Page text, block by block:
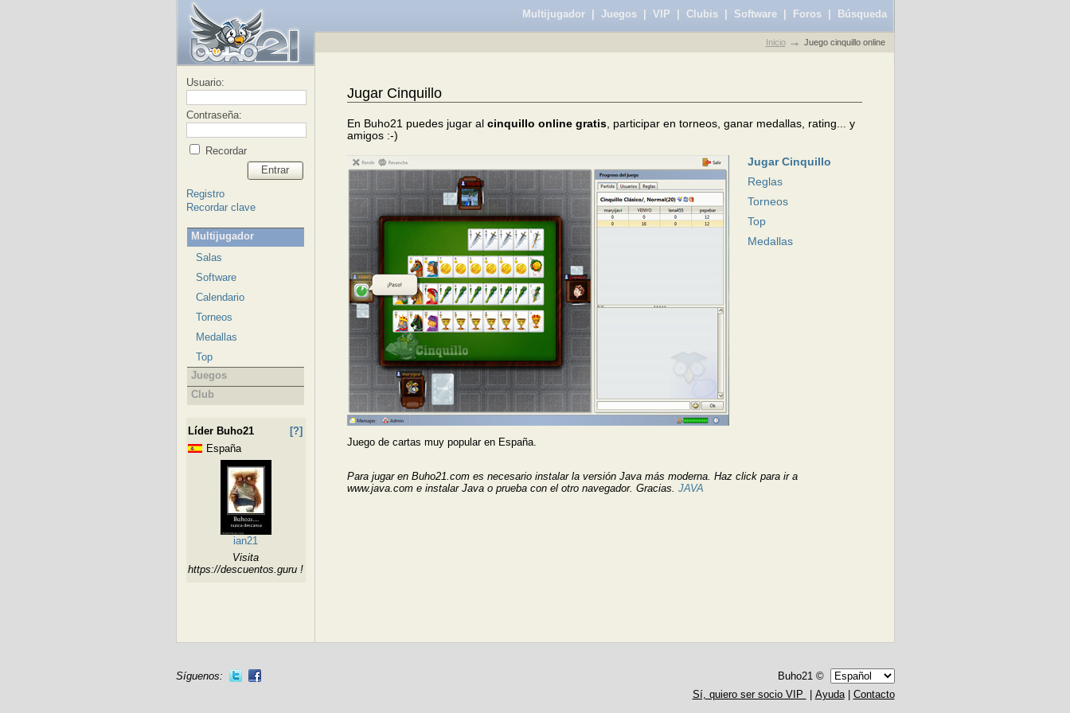
Multijugador| Juegos| VIP Clubis| Software| Foros| Búsqueda
Inicio Juego cinquillo online
Usuario:
Contraseña:
Recordar
Entrar
Registro
Recordar clave
Multijugador
Salas
Software
Calendario
Torneos
Medallas
Top
Juegos
Club
Líder Buho21
[?]
España
ian21
Visita
https://descuentos.guru !
Jugar Cinquillo
En Buho21 puedes jugar al cinquillo online gratis, participar en torneos, ganar medallas, rating... y
amigos :-)
Jugar Cinquillo
Reglas
Torneos
Top
Medallas
Juego de cartas muy popular en España.
Para jugar en Buho21.com es necesario instalar la versión Java más moderna. Haz click para ir a
www.java.com e instalar Java o prueba con el otro navegador. Gracias. JAVA
Síguenos:
Buho21 ©
Sí, quiero ser socio VIP
Ayuda| Contacto